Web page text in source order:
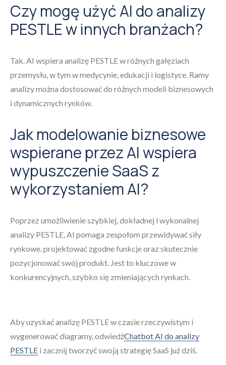
Czy mogę użyć AI do analizy
PESTLE w innych branżach?
Tak. AI wspiera analizę PESTLE w różnych gałęziach
przemysłu, w tym w medycynie, edukacji i logistyce. Ramy
analizy można dostosować do różnych modeli biznesowych
i dynamicznych rynków.
Jak modelowanie biznesowe
wspierane przez AI wspiera
wypuszczenie SaaS z
wykorzystaniem AI?
Poprzez umożliwienie szybkiej, dokładnej i wykonalnej
analizy PESTLE, AI pomaga zespołom przewidywać siły
rynkowe, projektować zgodne funkcje oraz skutecznie
pozycjonować swój produkt. Jest to kluczowe w
konkurencyjnych, szybko się zmieniających rynkach.
Aby uzyskać analizę PESTLE w czasie rzeczywistym i
wygenerować diagramy, odwiedźChatbot AI do analizy
PESTLE i zacznij tworzyć swoją strategię SaaS już dziś.